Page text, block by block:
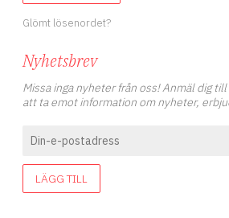
Glömt lösenordet?
Nyhetsbrev
Missa inga nyheter från oss! Anmäl dig
att ta emot information om nyheter,
LÄGG TILL